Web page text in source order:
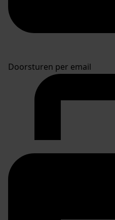
Doorsturen per email